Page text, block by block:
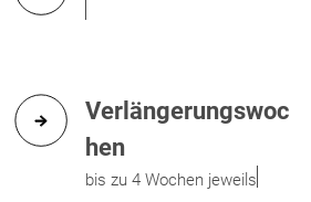
Verlängerungswoc
hen
bis zu 4 Wochen jeweils